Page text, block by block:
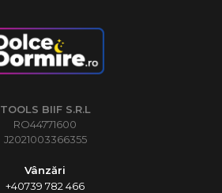
TOOLS BIIF S.R.L
RO44771600
J2021003366355
Vânzări
+40739 782 466